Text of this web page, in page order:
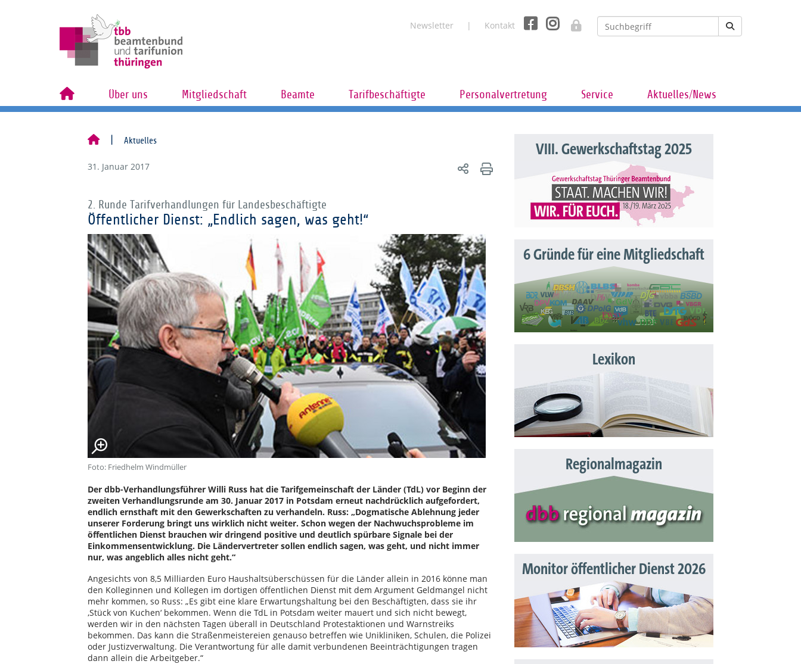
Newsletter Kontakt
Über uns Mitgliedschaft Beamte Tarifbeschäftigte Personalvertretung Service Aktuelles/News
Aktuelles
31. Januar 2017
2. Runde Tarifverhandlungen für Landesbeschäftigte
Öffentlicher Dienst: „Endlich sagen, was geht!“
Foto: Friedhelm Windmüller
Der dbb-Verhandlungsführer Willi Russ hat die Tarifgemeinschaft der Länder (TdL) vor Beginn der
zweiten Verhandlungsrunde am 30. Januar 2017 in Potsdam erneut nachdrücklich aufgefordert,
endlich ernsthaft mit den Gewerkschaften zu verhandeln. Russ: „Dogmatische Ablehnung jeder
unserer Forderung bringt uns wirklich nicht weiter. Schon wegen der Nachwuchsprobleme im
öffentlichen Dienst brauchen wir dringend positive und deutlich spürbare Signale bei der
Einkommensentwicklung. Die Ländervertreter sollen endlich sagen, was geht, und nicht immer
nur, was angeblich alles nicht geht.“
Angesichts von 8,5 Milliarden Euro Haushaltsüberschüssen für die Länder allein in 2016 könne man
den Kolleginnen und Kollegen im dortigen öffentlichen Dienst mit dem Argument Geldmangel nicht
mehr kommen, so Russ: „Es gibt eine klare Erwartungshaltung bei den Beschäftigten, dass sie ihr
‚Stück von Kuchen‘ bekommen. Wenn die TdL in Potsdam weiter mauert und sich nicht bewegt,
werden wir in den nächsten Tagen überall in Deutschland Protestaktionen und Warnstreiks
bekommen. Das kann die Straßenmeistereien genauso betreffen wie Unikliniken, Schulen, die Polizei
oder Justizverwaltung. Die Verantwortung für alle damit verbundenen Beeinträchtigungen tragen
dann allein die Arbeitgeber.“
VIII. Gewerkschaftstag 2025
6 Gründe für eine Mitgliedschaft
Lexikon
Regionalmagazin
Monitor öffentlicher Dienst 2026